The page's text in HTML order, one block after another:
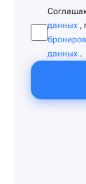
данных ,
данных .